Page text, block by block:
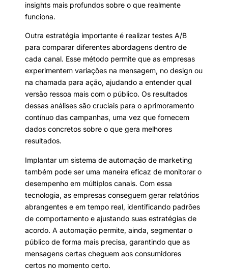
insights mais profundos sobre o que realmente
funciona.
Outra estratégia importante é realizar testes A/B
para comparar diferentes abordagens dentro de
cada canal. Esse método permite que as empresas
experimentem variações na mensagem, no design ou
na chamada para ação, ajudando a entender qual
versão ressoa mais com o público. Os resultados
dessas análises são cruciais para o aprimoramento
contínuo das campanhas, uma vez que fornecem
dados concretos sobre o que gera melhores
resultados.
Implantar um sistema de automação de marketing
também pode ser uma maneira eficaz de monitorar o
desempenho em múltiplos canais. Com essa
tecnologia, as empresas conseguem gerar relatórios
abrangentes e em tempo real, identificando padrões
de comportamento e ajustando suas estratégias de
acordo. A automação permite, ainda, segmentar o
público de forma mais precisa, garantindo que as
mensagens certas cheguem aos consumidores
certos no momento certo.